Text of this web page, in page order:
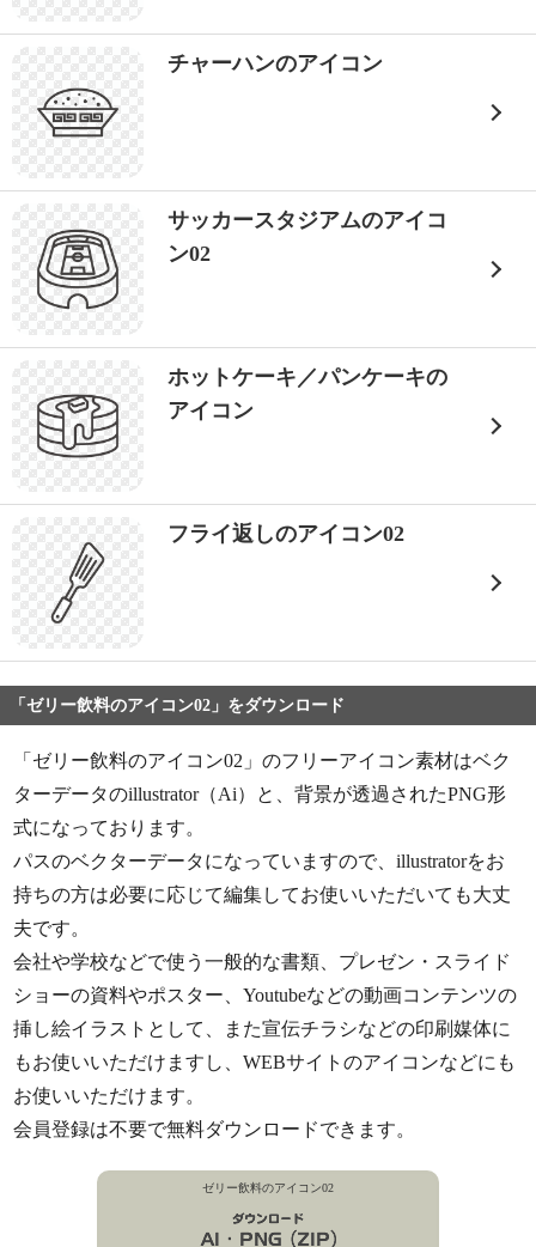
チャーハンのアイコン
サッカースタジアムのアイコ
ン02
ホットケーキ／パンケーキの
アイコン
フライ返しのアイコン02
「ゼリー飲料のアイコン02」をダウンロード
「ゼリー飲料のアイコン02」のフリーアイコン素材はベク
ターデータのillustrator（Ai）と、背景が透過されたPNG形
式になっております。
パスのベクターデータになっていますので、illustratorをお
持ちの方は必要に応じて編集してお使いいただいても大丈
夫です。
会社や学校などで使う一般的な書類、プレゼン・スライド
ショーの資料やポスター、Youtubeなどの動画コンテンツの
挿し絵イラストとして、また宣伝チラシなどの印刷媒体に
もお使いいただけますし、WEBサイトのアイコンなどにも
お使いいただけます。
会員登録は不要で無料ダウンロードできます。
ゼリー飲料のアイコン02